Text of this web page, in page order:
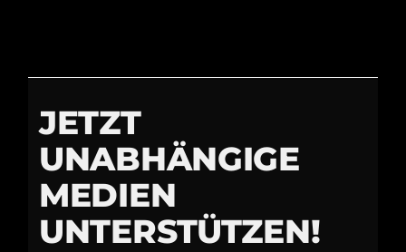
JETZT
UNABHÄNGIGE
MEDIEN
UNTERSTÜTZEN!